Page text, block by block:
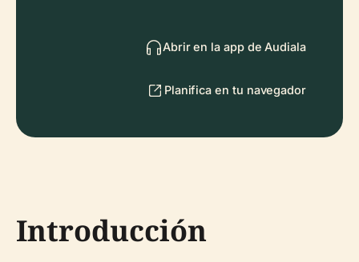
Abrir en la app de Audiala
Planifica en tu navegador
Introducción